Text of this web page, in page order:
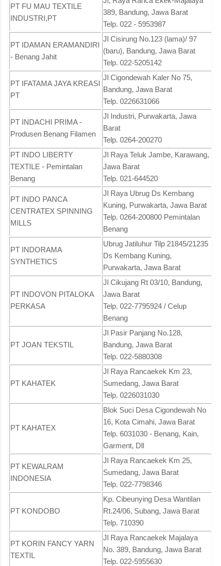
PT FU MAU TEXTILE
INDUSTRI,PT
389, Bandung, Jawa Barat
Telp. 022 - 5953987
PT IDAMAN ERAMANDIRI
- Benang Jahit
Jl Cisirung No.123 (lama)/ 97
(baru), Bandung, Jawa Barat
Telp. 022-5205142
PT IFATAMA JAYA KREASI
PT
Jl Cigondewah Kaler No 75,
Bandung, Jawa Barat
Telp. 0226631066
PT INDACHI PRIMA -
Produsen Benang Filamen
Jl Industri, Purwakarta, Jawa
Barat
Telp. 0264-200270
PT INDO LIBERTY
TEXTILE - Pemintalan
Benang
Jl Raya Teluk Jambe, Karawang,
Jawa Barat
Telp. 021-644520
PT INDO PANCA
CENTRATEX SPINNING
MILLS
Jl Raya Ubrug Ds Kembang
Kuning, Purwakarta, Jawa Barat
Telp. 0264-200800 Pemintalan
Benang
PT INDORAMA
SYNTHETICS
Ubrug Jatiluhur Tilp 21845/21235
Ds Kembang Kuning,
Purwakarta, Jawa Barat
PT INDOVON PITALOKA
PERKASA
Jl Cikujang Rt 03/10, Bandung,
Jawa Barat
Telp. 022-7795924 / Celup
Benang
PT JOAN TEKSTIL
Jl Pasir Panjang No.128,
Bandung, Jawa Barat
Telp. 022-5880308
PT KAHATEK
Jl Raya Rancaekek Km 23,
Sumedang, Jawa Barat
Telp. 0226031030
PT KAHATEX
Blok Suci Desa Cigondewah No
16, Kota Cimahi, Jawa Barat
Telp. 6031030 - Benang, Kain,
Garment, Dll
PT KEWALRAM
INDONESIA
Jl Raya Rancaekek Km 25,
Sumedang, Jawa Barat
Telp. 022-7798346
PT KONDOBO
Kp. Cibeunying Desa Wantilan
Rt.24/06, Subang, Jawa Barat
Telp. 710390
PT KORIN FANCY YARN
TEXTIL
Jl Raya Rancaekek Majalaya
No. 389, Bandung, Jawa Barat
Telp. 022-5955630